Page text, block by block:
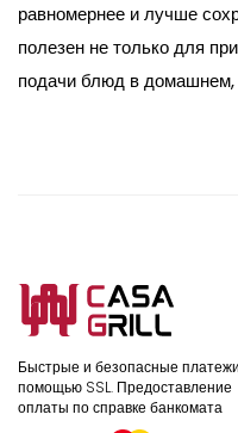
равномернее и лучше
полезен не только для
подачи блюд в домашнем,
Быстрые и безопасные
помощью SSL. Предоставление
оплаты по справке банкомата